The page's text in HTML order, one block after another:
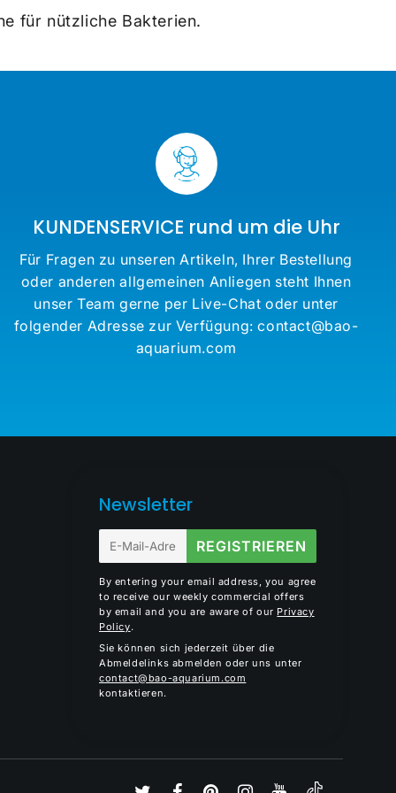
für nützliche Bakterien.
KUNDENSERVICE rund um die Uhr
Für Fragen zu unseren Artikeln, Ihrer Bestellung
oder anderen allgemeinen Anliegen steht Ihnen
unser Team gerne per Live-Chat oder unter
folgender Adresse zur Verfügung: contact@bao-
aquarium.com
Newsletter
E-
mail
REGISTRIEREN
By entering your email address, you agree
to receive our weekly commercial offers
by email and you are aware of our Privacy
Policy.
Sie können sich jederzeit über die
Abmeldelinks abmelden oder uns unter
contact@bao-aquarium.com
kontaktieren.